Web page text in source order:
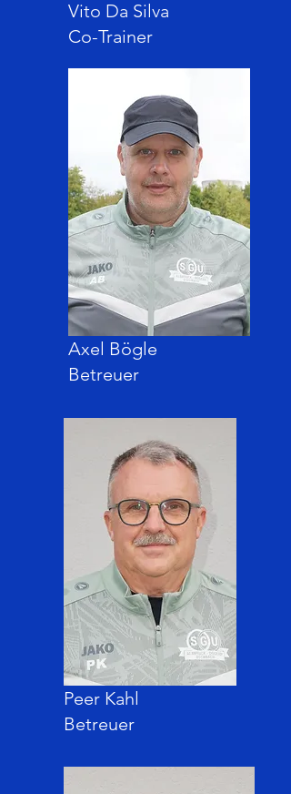
Vito Da Silva
Co-Trainer
Axel Bögle
Betreuer
Peer Kahl
Betreuer